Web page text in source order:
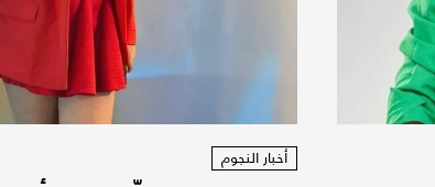
أخبار النجوم